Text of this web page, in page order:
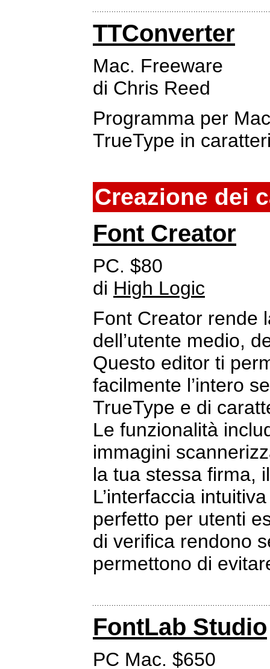
TTConverter
Mac. Freeware
di Chris Reed
Programma per
TrueType in
Creazione dei
Font Creator
PC. $80
di High Logic
Font Creator rende
dell’utente medio,
Questo editor ti
facilmente l’intero
TrueType e di
Le funzionalità
immagini
la tua stessa firma,
L’interfaccia
perfetto per utenti
di verifica rendono
permettono di
FontLab Studio
PC Mac. $650